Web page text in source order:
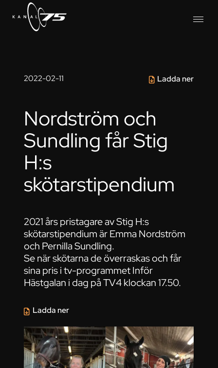
2022-02-11 Ladda ner
Nordström och
Sundling får Stig
H:s
skötarstipendium
2021 års pristagare av Stig H:s
skötarstipendium är Emma Nordström
och Pernilla Sundling.
Se när skötarna de överraskas och får
sina pris i tv-programmet Inför
Hästgalan i dag på TV4 klockan 17.50.
Ladda ner